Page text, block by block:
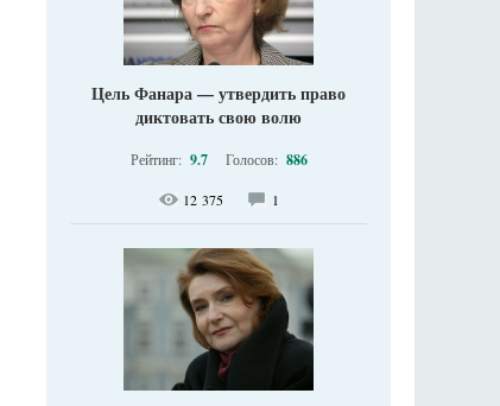
Цель Фанара — утвердить право
диктовать свою волю
Рейтинг: 9.7 Голосов: 886
12 375 1